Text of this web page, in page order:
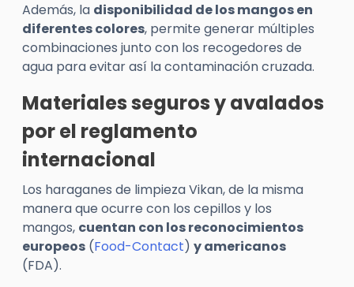
Además, la disponibilidad de los mangos en
diferentes colores, permite generar múltiples
combinaciones junto con los recogedores de
agua para evitar así la contaminación cruzada.
Materiales seguros y avalados
por el reglamento
internacional
Los haraganes de limpieza Vikan, de la misma
manera que ocurre con los cepillos y los
mangos, cuentan con los reconocimientos
europeos (Food-Contact) y americanos
(FDA).